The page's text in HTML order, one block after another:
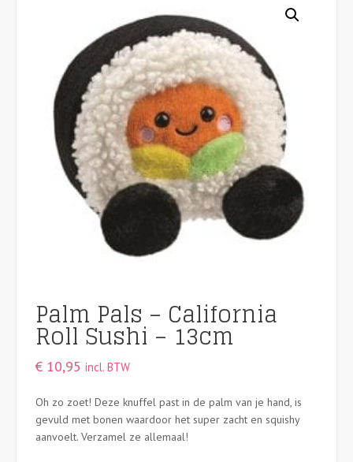
Palm Pals – California
Roll Sushi – 13cm
€ 10,95 incl. BTW
Oh zo zoet! Deze knuffel past in de palm van je hand, is
gevuld met bonen waardoor het super zacht en squishy
aanvoelt. Verzamel ze allemaal!